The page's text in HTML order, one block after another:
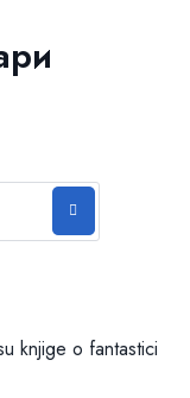
knjige o fantastici